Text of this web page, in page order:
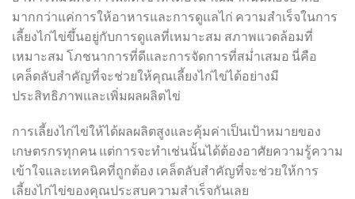
มากกว่าแค่การให้อาหารและการดูแลไก่ ความสำเร็จในการ
เลี้ยงไก่ไข่ขึ้นอยู่กับการดูแลที่เหมาะสม สภาพแวดล้อมที่
เหมาะสม โภชนาการที่ดีและการจัดการที่สม่ำเสมอ นี่คือ
เคล็ดลับสำคัญที่จะช่วยให้คุณเลี้ยงไก่ไข่ได้อย่างมี
ประสิทธิภาพและเพิ่มผลผลิตไข่
การเลี้ยงไก่ไข่ให้ได้ผลผลิตสูงและคุ้มค่าเป็นเป้าหมายของ
เกษตรกรทุกคน แต่การจะทำเช่นนั้นได้ต้องอาศัยความรู้ความ
เข้าใจและเทคนิคที่ถูกต้อง เคล็ดลับสำคัญที่จะช่วยให้การ
เลี้ยงไก่ไข่ของคุณประสบความสำเร็จกันเลย